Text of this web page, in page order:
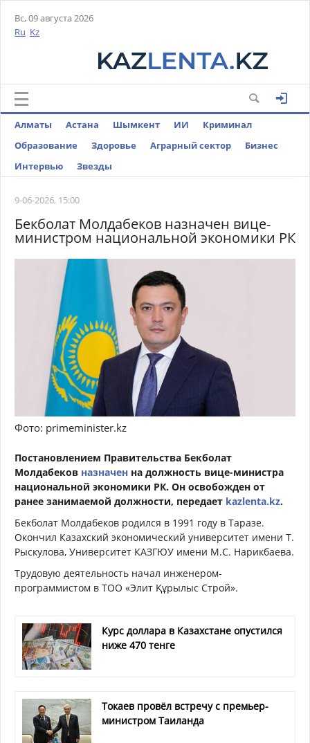
Вс, 09 августа 2026
Ru Kz
Алматы Астана Шымкент ИИ
Криминал
Образование
Здоровье Аграрный сектор
Бизнес
Интервью
Звезды
9-06-2026, 15:00
Бекболат Молдабеков назначен вице-
министром национальной экономики РК
Фото: primeminister.kz
Постановлением Правительства Бекболат
Молдабеков назначен на должность вице-министра
национальной экономики РК. Он освобожден от
ранее занимаемой должности, передает kazlenta.kz.
Бекболат Молдабеков родился в 1991 году в Таразе.
Окончил Казахский экономический университет имени Т.
Рыскулова, Университет КАЗГЮУ имени М.С. Нарикбаева.
Трудовую деятельность начал инженером-
программистом в ТОО «Элит Құрылыс Строй».
Курс доллара в Казахстане опустился
ниже 470 тенге
Токаев провёл встречу с премьер-
министром Таиланда